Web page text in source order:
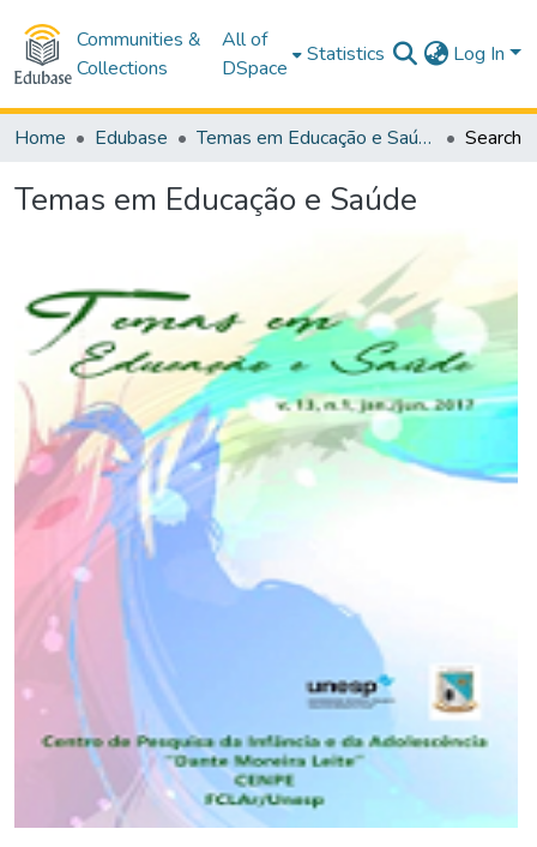
Communities &
Collections
All of
DSpace
Statistics Log In
Home Edubase Temas em Educação e Saúde Search
Temas em Educação e Saúde